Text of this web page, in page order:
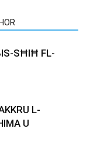
SĦIĦ FL-
L-
U